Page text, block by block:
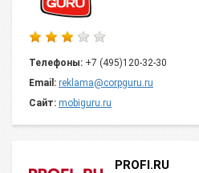
Телефоны: +7 (495)120-32-30
Email: reklama@corpguru.ru
Сайт: mobiguru.ru
PROFI.RU